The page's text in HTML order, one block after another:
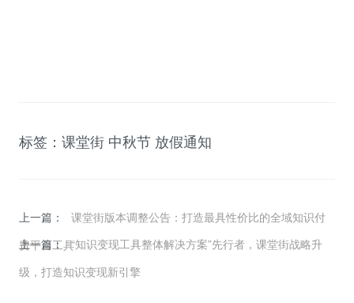
标签： 课堂街 中秋节 放假通知
上一篇：
课堂街版本调整公告：打造最具性价比的全域知识付
费平台工具
上一篇： “知识变现工具整体解决方案”先行者，课堂街战略升
级，打造知识变现新引擎